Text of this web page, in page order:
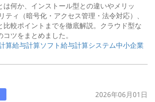
は何か、インストール型との違いやメリッ
ティ（暗号化・アクセス管理・法令対応）、
比較ポイントまでを徹底解説。クラウド型な
ツをまとめました。
算給与計算ソフト給与計算システム中小企業
2026年06月01日